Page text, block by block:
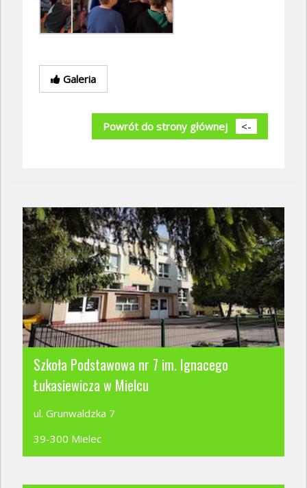
Galeria
Powrót do strony głównej <-
Szkoła Podstawowa nr 7 im. Ignacego
Łukasiewicza w Mielcu
ul. Grunwaldzka 7
39-300 Mielec